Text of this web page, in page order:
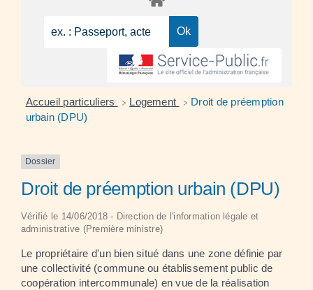
Accueil particuliers > Logement > Droit de préemption
urbain (DPU)
Dossier
Droit de préemption urbain (DPU)
Vérifié le 14/06/2018 - Direction de l'information légale et
administrative (Première ministre)
Le propriétaire d'un bien situé dans une zone définie par
une collectivité (commune ou établissement public de
coopération intercommunale) en vue de la réalisation